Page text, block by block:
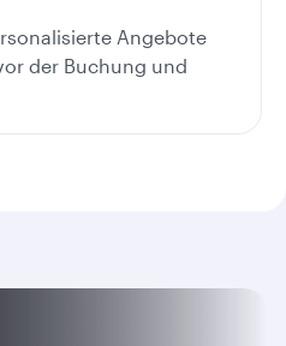
Angebote
der Buchung und